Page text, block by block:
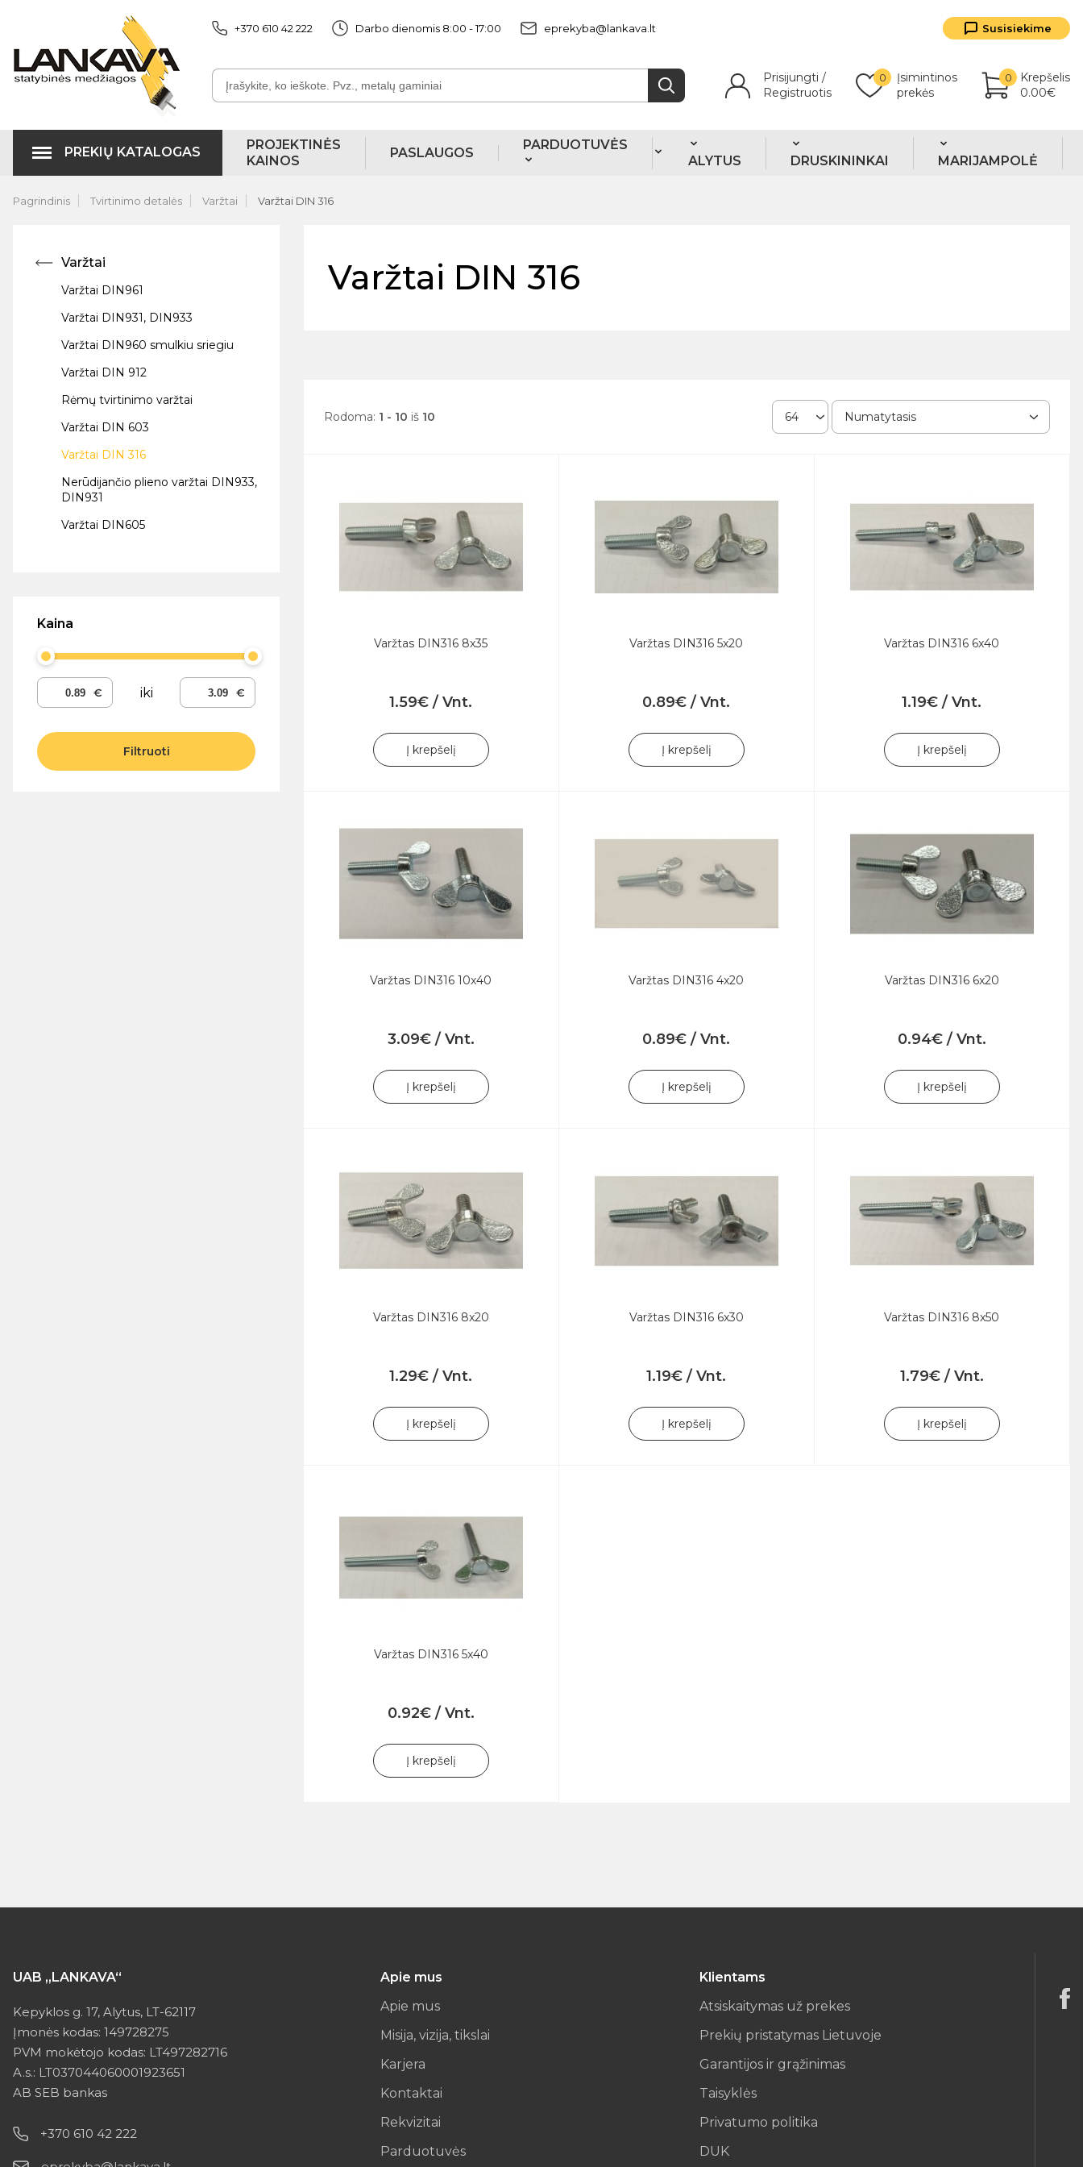
+370 610 42 222 Darbo dienomis 8:00 - 17:00 eprekyba@lankava.lt Susisiekime
Prisijungti /
Registruotis
Įsimintinos
prekės
0
Krepšelis
0.00€
0
PREKIŲ KATALOGAS
PROJEKTINĖS
KAINOS
PASLAUGOS
PARDUOTUVĖS
ALYTUS
DRUSKININKAI MARIJAMPOLĖ
Pagrindinis Tvirtinimo detalės Varžtai Varžtai DIN 316
Varžtai
Varžtai DIN961
Varžtai DIN931, DIN933
Varžtai DIN960 smulkiu sriegiu
Varžtai DIN 912
Rėmų tvirtinimo varžtai
Varžtai DIN 603
Varžtai DIN 316
Nerūdijančio plieno varžtai DIN933,
DIN931
Varžtai DIN605
Kaina
iki
Filtruoti
Varžtai DIN 316
Rodoma: 1 - 10 iš 10
Varžtas DIN316 8x35
1.59€ / Vnt.
Į krepšelį
Varžtas DIN316 5x20
0.89€ / Vnt.
Į krepšelį
Varžtas DIN316 6x40
1.19€ / Vnt.
Į krepšelį
Varžtas DIN316 10x40
3.09€ / Vnt.
Į krepšelį
Varžtas DIN316 4x20
0.89€ / Vnt.
Į krepšelį
Varžtas DIN316 6x20
0.94€ / Vnt.
Į krepšelį
Varžtas DIN316 8x20
1.29€ / Vnt.
Į krepšelį
Varžtas DIN316 6x30
1.19€ / Vnt.
Į krepšelį
Varžtas DIN316 8x50
1.79€ / Vnt.
Į krepšelį
Varžtas DIN316 5x40
0.92€ / Vnt.
Į krepšelį
UAB „LANKAVA“
Kepyklos g. 17, Alytus, LT-62117
Įmonės kodas: 149728275
PVM mokėtojo kodas: LT497282716
A.s.: LT037044060001923651
AB SEB bankas
+370 610 42 222
Apie mus
Apie mus
Misija, vizija, tikslai
Karjera
Kontaktai
Rekvizitai
Parduotuvės
Klientams
Atsiskaitymas už prekes
Prekių pristatymas Lietuvoje
Garantijos ir grąžinimas
Taisyklės
Privatumo politika
DUK